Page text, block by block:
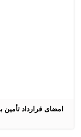
امضای قرارداد تأمین